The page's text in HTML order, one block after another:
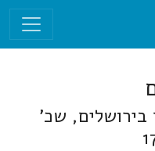
בירושלים, שכ'